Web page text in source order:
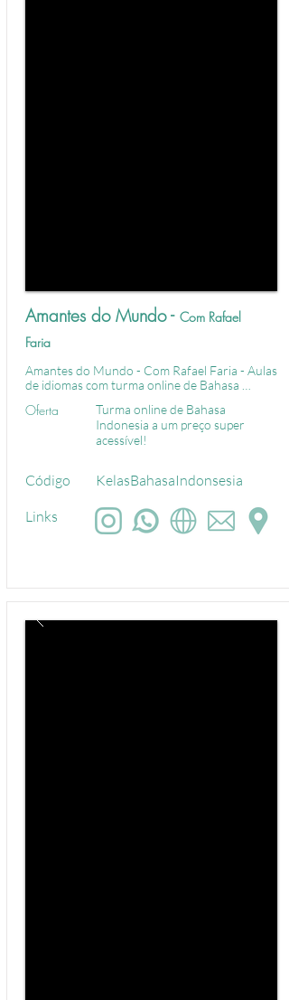
Amantes do Mundo - Com Rafael
Faria
Amantes do Mundo - Com Rafael Faria - Aulas
de idiomas com turma online de Bahasa
Oferta
Turma online de Bahasa
Indonesia a um preço super
acessível!
Código
KelasBahasaIndonsesia
Links